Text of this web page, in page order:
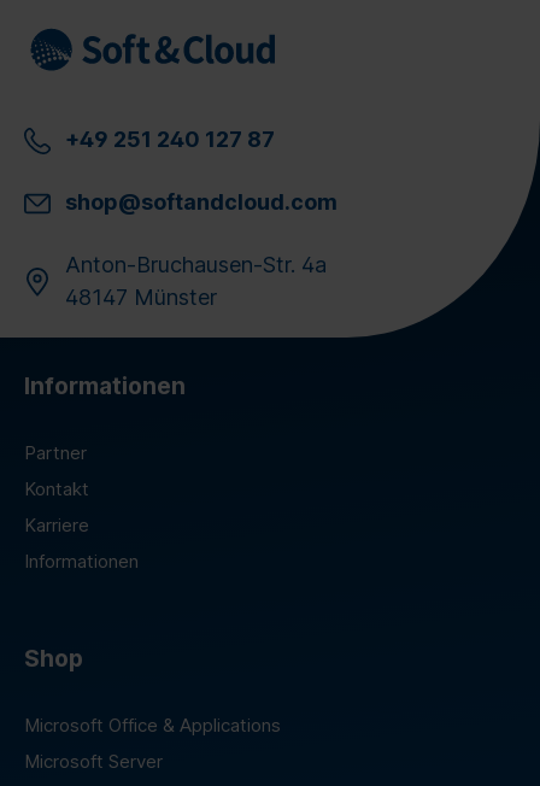
+49 251 240 127 87
shop@softandcloud.com
Anton-Bruchausen-Str. 4a
48147 Münster
Informationen
Partner
Kontakt
Karriere
Informationen
Shop
Microsoft Office & Applications
Microsoft Server